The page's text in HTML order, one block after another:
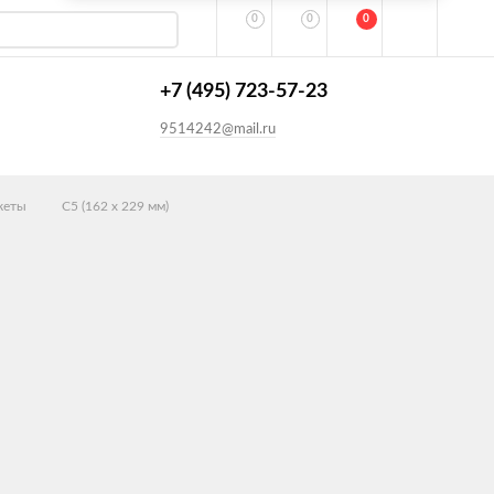
0 0 0
+7 (495) 723-57-23
9514242@mail.ru
C5 (162 х 229 мм)